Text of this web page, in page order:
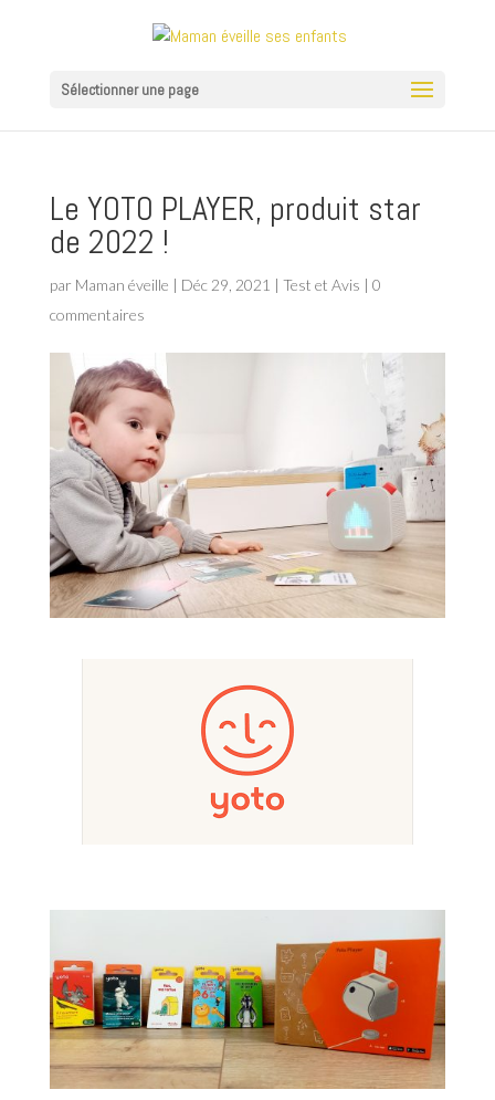
Sélectionner une page
Le YOTO PLAYER, produit star
de 2022 !
par Maman éveille | Déc 29, 2021 | Test et Avis | 0
commentaires